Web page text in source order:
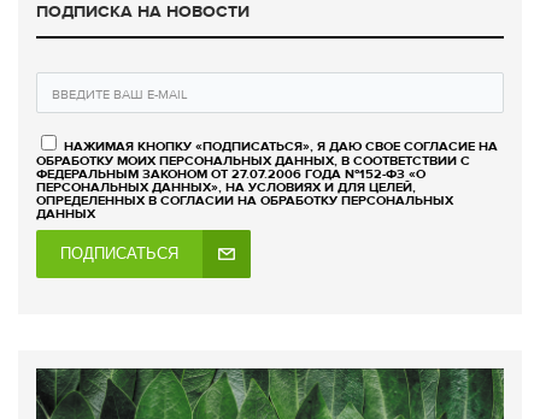
ПОДПИСКА НА НОВОСТИ
НАЖИМАЯ КНОПКУ «ПОДПИСАТЬСЯ», Я ДАЮ СВОЕ СОГЛАСИЕ НА
ОБРАБОТКУ МОИХ ПЕРСОНАЛЬНЫХ ДАННЫХ, В СООТВЕТСТВИИ С
ФЕДЕРАЛЬНЫМ ЗАКОНОМ ОТ 27.07.2006 ГОДА №152-ФЗ «О
ПЕРСОНАЛЬНЫХ ДАННЫХ», НА УСЛОВИЯХ И ДЛЯ ЦЕЛЕЙ,
ОПРЕДЕЛЕННЫХ В СОГЛАСИИ НА ОБРАБОТКУ ПЕРСОНАЛЬНЫХ
ДАННЫХ
ПОДПИСАТЬСЯ